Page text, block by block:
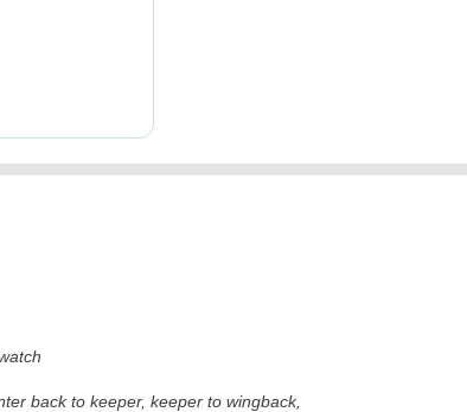
back to keeper, keeper to wingback,